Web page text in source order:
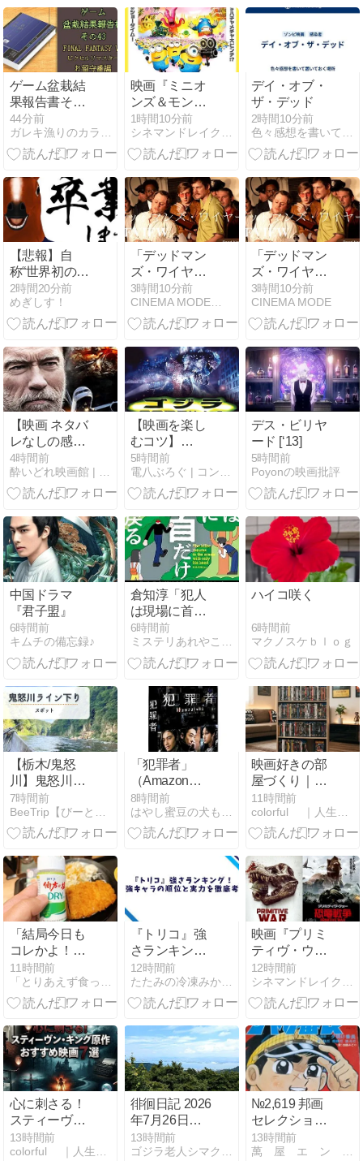
ゲーム盆栽結
果報告書その
43 FINAL
FANTASY Ⅵ
ピクセルリマ
番&番外編
44分前
ガレキ漁りのカラスダイアリー
映画『ミニオ
ンズ＆モンス
ターズ』感想
（ネタバレ）
…ハリウッド
い！
1時間10分前
シネマンドレイク：映画感想＆レビュー
デイ・オブ・
ザ・デッド
2時間10分前
色々感想を書いて置いておく場所
【悲報】自
称“世界初の男
性VTuber”「ば
あちゃる」が
引退を発表
部】
2時間20分前
めぎしす！
「デッドマン
ズ・ワイヤ
ー」【ネタバ
レ感想】滑稽
な犯人トニー
「狂っている
のは誰だ？」
3時間10分前
CINEMA MODE｜映画の感想/レビューブログ
「デッドマン
ズ・ワイヤ
ー」【ネタバ
レ感想】滑稽
な犯人トニー
「狂っている
のは誰だ？」
3時間10分前
CINEMA MODE
【映画 ネタバ
レなしの感
想】『アフタ
ーマ
ス:Aftermath』
4時間前
酔いどれ映画館 | まったりと映画紹介
【映画を楽し
むコツ】
vol.239 映画
『GODZILLA』
(1998)完全網
ラ」から「神
(God)」が消え
た日？エメゴ
ジが遺した功
罪と令和の再
評価を徹底解
説・考察
5時間前
電八ぶろぐ | コンテンツ＆グルメ
デス・ビリヤ
ード [‘13]
5時間前
Poyonの映画批評
中国ドラマ
『君子盟』
6時間前
キムチの備忘録♪
倉知淳「犯人
は現場に首だ
け戻る」
6時間前
ミステリあれやこれや
ハイコ咲く
6時間前
マクノスケｂｌｏｇ
【栃木/鬼怒
川】鬼怒川ラ
イン下りを徹
底レビュー！
予約・料金・
際どれくらい
濡れる？
7時間前
「犯罪者」
（Amazon
Prime
Video）:期待
以上に面白
8時間前
映画好きの部
屋づくり｜
5000円以下で
DVDが140本
収納できる山
ープンラック
が神すぎた件
【5万台突
破】
11時間前
「結局今日も
コレかよ！」
の社畜飯
11時間前
『トリコ』強
さランキン
グ！最強キャ
ラを徹底考察
12時間前
たたみの冷凍みかん箱
映画『プリミ
ティヴ・ウォ
ー 恐竜戦争』
感想（ネタバ
レ）…戦争よ
そう
12時間前
心に刺さる！
スティーヴ
ン・キング原
作おすすめ映
13時間前
徘徊日記 2026
年7月26日
（日）「横川
の僧都ってい
13時間前
№2,619 邦画
セレクション
（アニメ） “
夕やけ番長 ”
13時間前